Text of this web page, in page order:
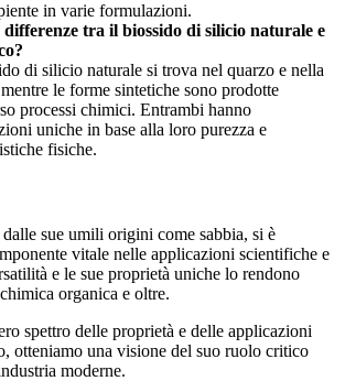
in varie formulazioni.
differenze tra il biossido di silicio naturale e
di silicio naturale si trova nel quarzo e nella
le forme sintetiche sono prodotte
processi chimici. Entrambi hanno
uniche in base alla loro purezza e
fisiche.
sue umili origini come sabbia, si è
vitale nelle applicazioni scientifiche e
e le sue proprietà uniche lo rendono
organica e oltre.
spettro delle proprietà e delle applicazioni
otteniamo una visione del suo ruolo critico
moderne.